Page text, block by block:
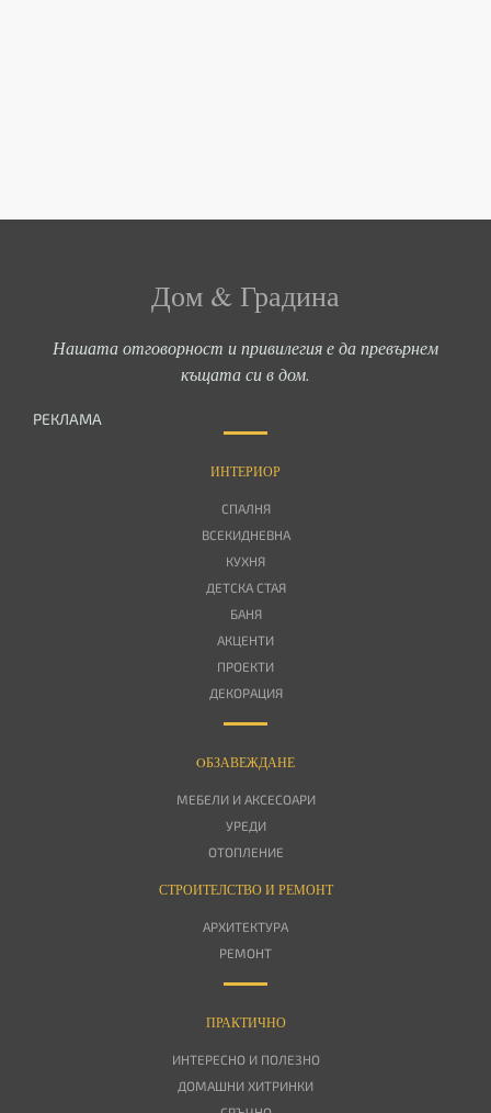
Дом & Градина
Нашата отговорност и привилегия е да превърнем
къщата си в дом.
РЕКЛАМА
ИНТЕРИОР
СПАЛНЯ
ВСЕКИДНЕВНА
КУХНЯ
ДЕТСКА СТАЯ
БАНЯ
АКЦЕНТИ
ПРОЕКТИ
ДЕКОРАЦИЯ
OБЗАВЕЖДАНЕ
МЕБЕЛИ И АКСЕСОАРИ
УРЕДИ
ОТОПЛЕНИЕ
СТРОИТЕЛСТВО И РЕМОНТ
АРХИТЕКТУРА
РЕМОНТ
ПРАКТИЧНО
ИНТЕРЕСНО И ПОЛЕЗНО
ДОМАШНИ ХИТРИНКИ